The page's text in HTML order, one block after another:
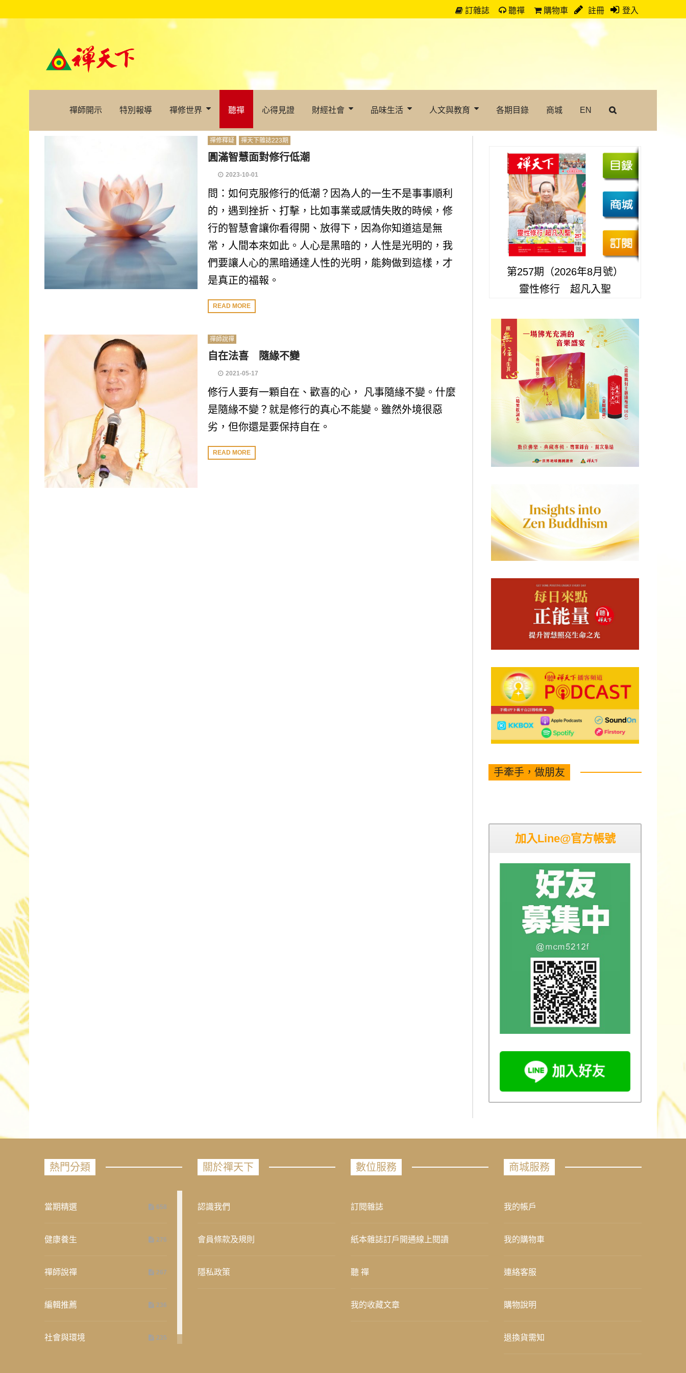
訂雜誌 聽禪 購物車 註冊 登入
禪師開示 特別報導 禪修世界 聽禪 心得見證 財經社會 品味生活 人文與教育 各期目錄 商城 EN
禪修釋疑 禪天下雜誌223期
圓滿智慧面對修行低潮
2023-10-01
問：如何克服修行的低潮？因為人的一生不是事事順利
的，遇到挫折、打擊，比如事業或感情失敗的時候，修
行的智慧會讓你看得開、放得下，因為你知道這是無
常，人間本來如此。人心是黑暗的，人性是光明的，我
們要讓人心的黑暗通達人性的光明，能夠做到這樣，才
是真正的福報。
READ MORE
禪師說禪
自在法喜 隨緣不變
2021-05-17
修行人要有一顆自在、歡喜的心， 凡事隨緣不變。什麼
是隨緣不變？就是修行的真心不能變。雖然外境很惡
劣，但你還是要保持自在。
READ MORE
第257期（2026年8月號）
靈性修行 超凡入聖
手牽手，做朋友
加入Line@官方帳號
熱門分類
當期精選 658
健康養生 276
禪師說禪 267
編輯推薦 236
社會與環境 235
關於禪天下
認識我們
會員條款及規則
隱私政策
數位服務
訂閱雜誌
紙本雜誌訂戶開通線上閱讀
聽 禪
我的收藏文章
商城服務
我的帳戶
我的購物車
連絡客服
購物說明
退換貨需知